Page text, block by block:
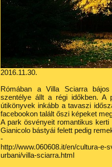
2016.11.30.
Rómában a Villa Sciarra
szentélye állt a régi időkben.
útikönyvek inkább a tavaszi
facebookon talált őszi képeket
A park ösvényeit romantikus
Gianicolo bástyái felett pedig
-
http://www.060608.it/en/cultura-e-
urbani/villa-sciarra.html